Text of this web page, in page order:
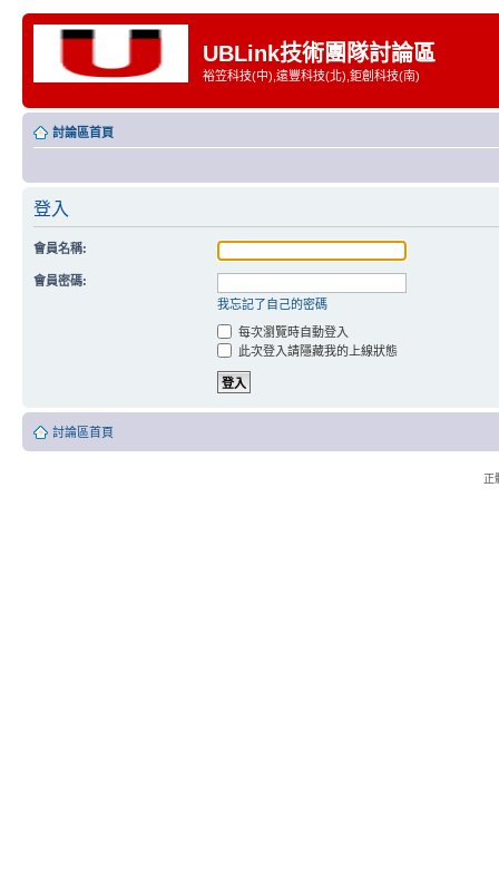
UBLink技術團隊討論區
裕笠科技(中),遠豐科技(北),鉅創科技(南)
討論區首頁
登入
會員名稱:
會員密碼:
我忘記了自己的密碼
每次瀏覽時自動登入
此次登入請隱藏我的上線狀態
討論區首頁
正